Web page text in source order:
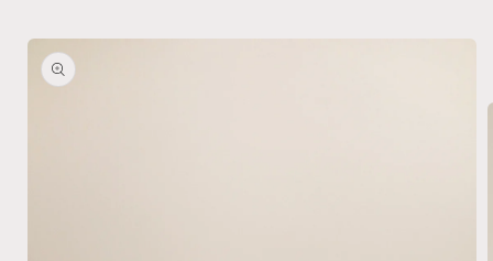
Skip to
product
information